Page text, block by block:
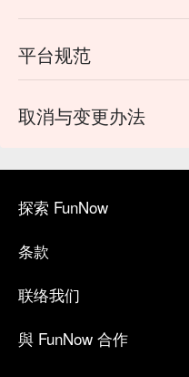
平台规范
取消与变更办法
探索 FunNow
条款
联络我们
與 FunNow 合作